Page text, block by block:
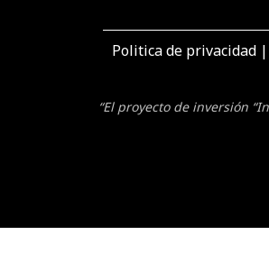
Politica de privacidad|
“El proyecto de inversión